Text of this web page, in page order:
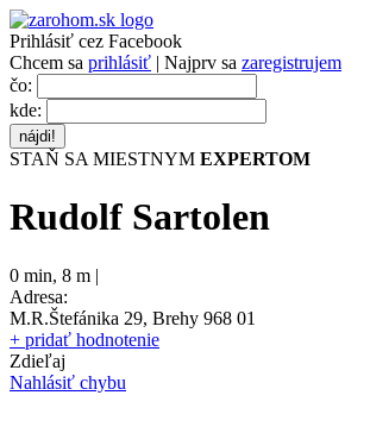
Prihlásiť cez Facebook
Chcem sa prihlásiť | Najprv sa zaregistrujem
čo:
kde:
STAŇ SA MIESTNYM EXPERTOM
Rudolf Sartolen
0 min, 8 m |
Adresa:
M.R.Štefánika 29, Brehy 968 01
+ pridať hodnotenie
Zdieľaj
Nahlásiť chybu